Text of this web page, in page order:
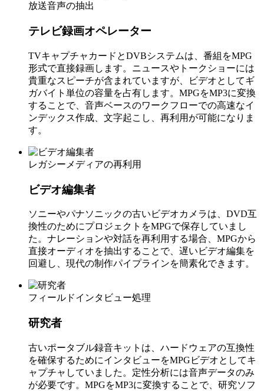
放送音声の抽出
テレビ録画オペレーター
TVキャプチャカードとDVBシステムは、番組をMPG
形式で直接録画します。ニュースやトークショーには
貴重なスピーチが含まれていますが、ビデオとしてギ
ガバイト単位の容量を占有します。MPGをMP3に変換
することで、音声ベースのワークフローでの高速なイ
ンデックス作成、文字起こし、再利用が可能になりま
す。
レガシーメディアの再利用
ビデオ編集者
ソニーやパナソニックの古いビデオカメラは、DVD互
換性のためにプロジェクトをMPGで保存していまし
た。ナレーションや対話を再利用する場合、MPGから
直接オーディオを抽出することで、遅いビデオ編集を
回避し、現代の制作パイプラインを簡素化できます。
フィールドインタビュー処理
研究者
古いポータブル録音キットは、ハードウェアの互換性
を確保するためにインタビューをMPGビデオとしてキ
ャプチャしていました。定性分析には音声データのみ
が必要です。MPGをMP3に変換することで、研究ソフ